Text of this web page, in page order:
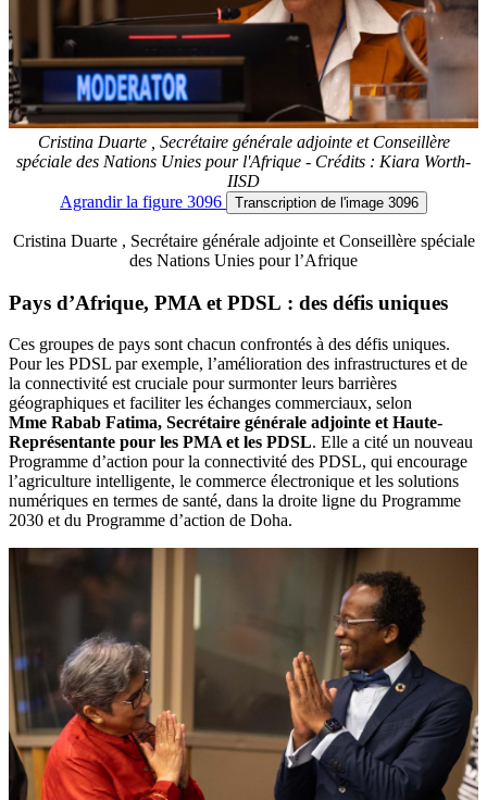
Cristina Duarte , Secrétaire générale adjointe et Conseillère
spéciale des Nations Unies pour l'Afrique - Crédits : Kiara Worth-
IISD
Agrandirla figure 3096 Transcription de l'image 3096
Cristina Duarte , Secrétaire générale adjointe et Conseillère spéciale
des Nations Unies pour l’Afrique
Pays d’Afrique, PMA et PDSL : des défis uniques
Ces groupes de pays sont chacun confrontés à des défis uniques.
Pour les PDSL par exemple, l’amélioration des infrastructures et de
la connectivité est cruciale pour surmonter leurs barrières
géographiques et faciliter les échanges commerciaux, selon
Mme Rabab Fatima, Secrétaire générale adjointe et Haute-
Représentante pour les PMA et les PDSL. Elle a cité un nouveau
Programme d’action pour la connectivité des PDSL, qui encourage
l’agriculture intelligente, le commerce électronique et les solutions
numériques en termes de santé, dans la droite ligne du Programme
2030 et du Programme d’action de Doha.